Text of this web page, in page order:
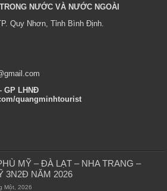
NƯỚC VÀ NƯỚC NGOÀI
Quy Nhơn, Tỉnh Bình Định.
GP LHNĐ
quangminhtourist
MỸ – ĐÀ LẠT – NHA TRANG –
3N2Đ NĂM 2026
Một, 2026